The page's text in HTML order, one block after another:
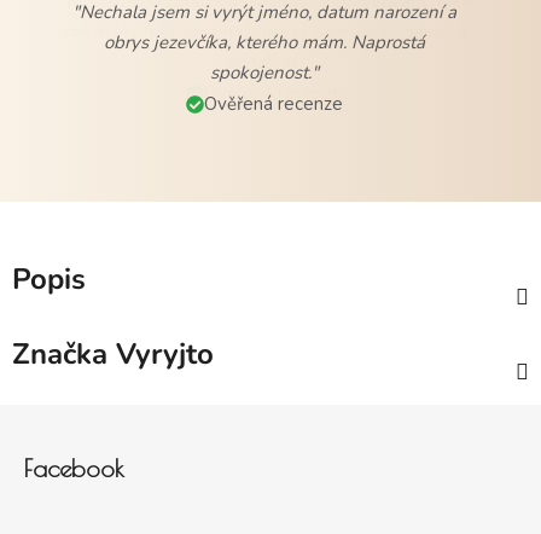
"Nechala jsem si vyrýt jméno, datum narození a
obrys jezevčíka, kterého mám. Naprostá
spokojenost."
Ověřená recenze
Popis
Značka Vyryjto
Facebook